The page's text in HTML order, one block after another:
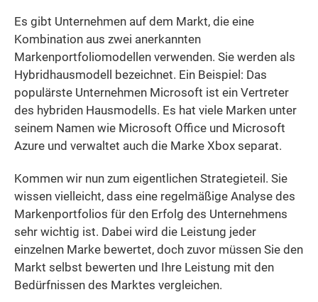
Es gibt Unternehmen auf dem Markt, die eine
Kombination aus zwei anerkannten
Markenportfoliomodellen verwenden. Sie werden als
Hybridhausmodell bezeichnet. Ein Beispiel: Das
populärste Unternehmen Microsoft ist ein Vertreter
des hybriden Hausmodells. Es hat viele Marken unter
seinem Namen wie Microsoft Office und Microsoft
Azure und verwaltet auch die Marke Xbox separat.
Kommen wir nun zum eigentlichen Strategieteil. Sie
wissen vielleicht, dass eine regelmäßige Analyse des
Markenportfolios für den Erfolg des Unternehmens
sehr wichtig ist. Dabei wird die Leistung jeder
einzelnen Marke bewertet, doch zuvor müssen Sie den
Markt selbst bewerten und Ihre Leistung mit den
Bedürfnissen des Marktes vergleichen.